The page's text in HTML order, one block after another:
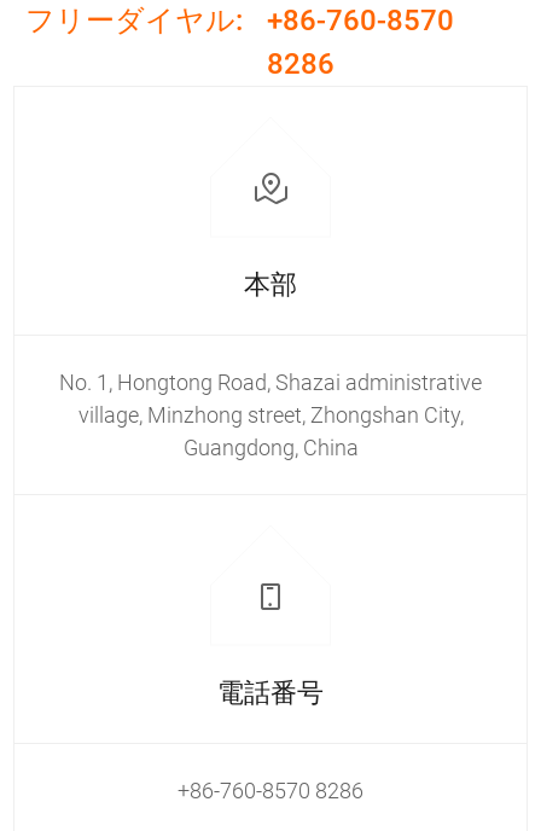
フリーダイヤル:
+86-760-8570
8286
本部
No. 1, Hongtong Road, Shazai administrative
village, Minzhong street, Zhongshan City,
Guangdong, China
電話番号
+86-760-8570 8286